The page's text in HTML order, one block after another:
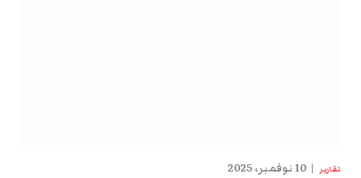
تقارير 10 نوفمبر، 2025